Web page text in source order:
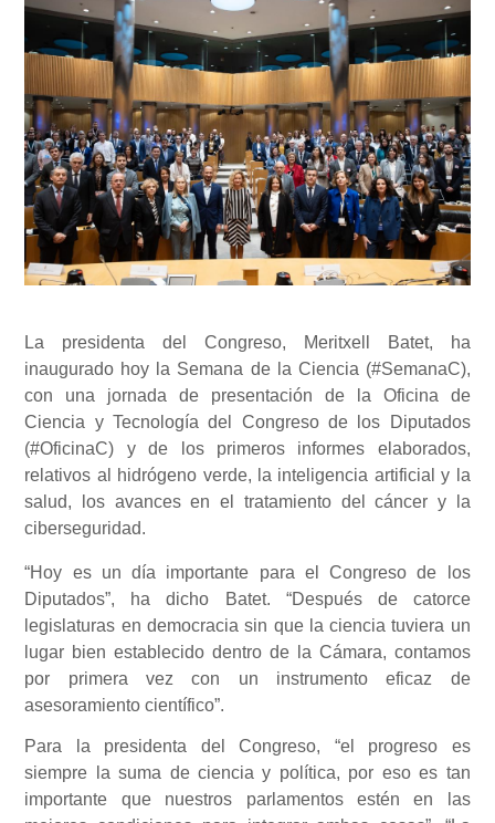
La presidenta del Congreso, Meritxell Batet, ha
inaugurado hoy la Semana de la Ciencia (#SemanaC),
con una jornada de presentación de la Oficina de
Ciencia y Tecnología del Congreso de los Diputados
(#OficinaC) y de los primeros informes elaborados,
relativos al hidrógeno verde, la inteligencia artificial y la
salud, los avances en el tratamiento del cáncer y la
ciberseguridad.
“Hoy es un día importante para el Congreso de los
Diputados”, ha dicho Batet. “Después de catorce
legislaturas en democracia sin que la ciencia tuviera un
lugar bien establecido dentro de la Cámara, contamos
por primera vez con un instrumento eficaz de
asesoramiento científico”.
Para la presidenta del Congreso, “el progreso es
siempre la suma de ciencia y política, por eso es tan
importante que nuestros parlamentos estén en las